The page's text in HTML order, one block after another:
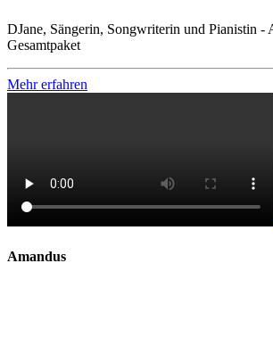
DJane, Sängerin, Songwriterin und Pianistin -
Gesamtpaket
Mehr erfahren
Amandus